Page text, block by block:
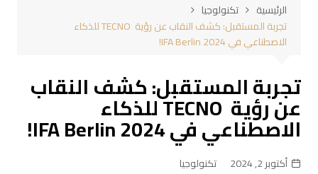
الرئيسية
تكنولوجيا
تجربة المستقبل: كشف النقاب عن رؤية TECNO للذكاء
الاصطناعي في IFA Berlin 2024!
تجربة المستقبل: كشف النقاب
عن رؤية TECNO للذكاء
الاصطناعي في IFA Berlin 2024!
أكتوبر 2, 2024 تكنولوجيا